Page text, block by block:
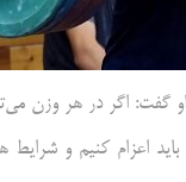
گفت: اگر در هر وزن
باید اعزام کنیم و